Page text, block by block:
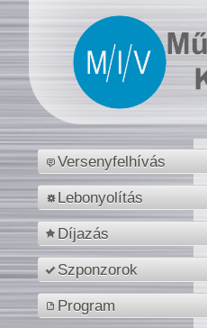
Versenyfelhívás
Lebonyolítás
Díjazás
Szponzorok
Program